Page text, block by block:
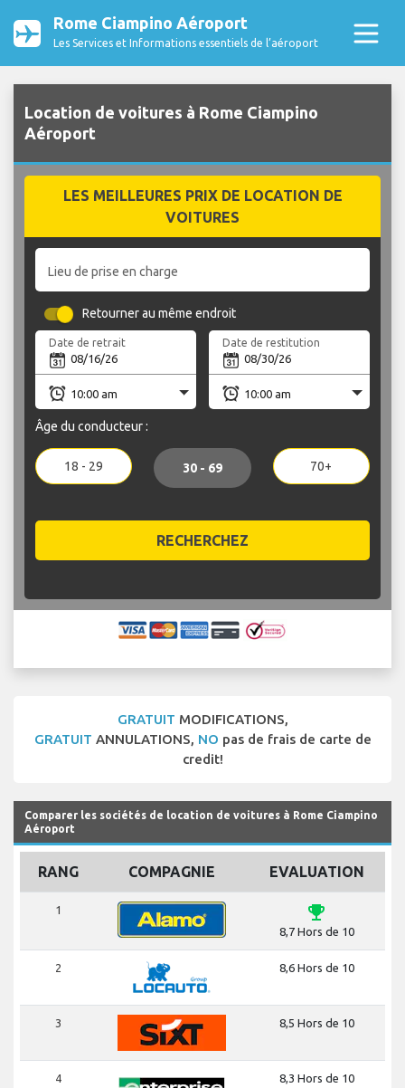
Rome Ciampino Aéroport
Les Services et Informations essentiels de l’aéroport
Location de voitures à Rome Ciampino
Aéroport
LES MEILLEURES PRIX DE LOCATION DE
VOITURES
Lieu de prise en charge
Retourner au même endroit
Date de retrait Date de restitution
Âge du conducteur :
18 - 29 30 - 69 70+
RECHERCHEZ
GRATUIT MODIFICATIONS,
GRATUIT ANNULATIONS, NO pas de frais de carte de
credit!
Comparer les sociétés de location de voitures à Rome Ciampino
Aéroport
RANG COMPAGNIE EVALUATION
1 emoji_events
8,7 Hors de 10
2 8,6 Hors de 10
3 8,5 Hors de 10
4 8,3 Hors de 10